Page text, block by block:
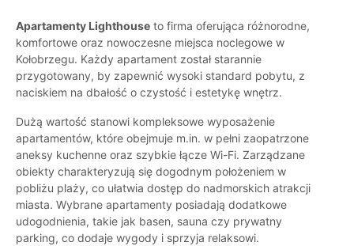
Apartamenty Lighthouse to firma oferująca różnorodne,
komfortowe oraz nowoczesne miejsca noclegowe w
Kołobrzegu. Każdy apartament został starannie
przygotowany, by zapewnić wysoki standard pobytu, z
naciskiem na dbałość o czystość i estetykę wnętrz.
Dużą wartość stanowi kompleksowe wyposażenie
apartamentów, które obejmuje m.in. w pełni zaopatrzone
aneksy kuchenne oraz szybkie łącze Wi-Fi. Zarządzane
obiekty charakteryzują się dogodnym położeniem w
pobliżu plaży, co ułatwia dostęp do nadmorskich atrakcji
miasta. Wybrane apartamenty posiadają dodatkowe
udogodnienia, takie jak basen, sauna czy prywatny
parking, co dodaje wygody i sprzyja relaksowi.